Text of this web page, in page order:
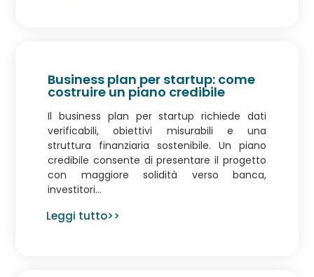
Business plan per startup: come
costruire un piano credibile
Il business plan per startup richiede dati
verificabili, obiettivi misurabili e una
struttura finanziaria sostenibile. Un piano
credibile consente di presentare il progetto
con maggiore solidità verso banca,
investitori...
Leggi tutto>>